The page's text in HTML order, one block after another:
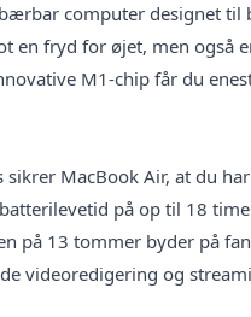
computer designet til
en fryd for øjet, men også
M1-chip får du
sikrer MacBook Air, at du
på op til 18
på 13 tommer byder på
videoredigering og